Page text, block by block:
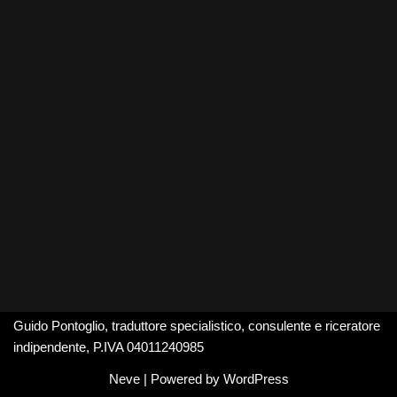
Guido Pontoglio, traduttore specialistico, consulente e riceratore
indipendente, P.IVA 04011240985
Neve| Powered by WordPress